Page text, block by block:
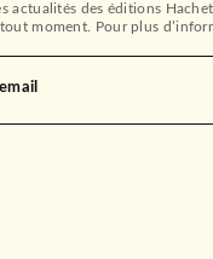
actualités des éditions
moment. Pour plus